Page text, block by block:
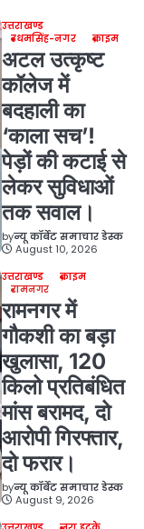
उत्तराखण्ड
उधमसिंह-नगर
क्राइम
अटल उत्कृष्ट
कॉलेज में
बदहाली का
‘काला सच’!
पेड़ों की कटाई से
लेकर सुविधाओं
तक सवाल।
byन्यू कॉर्बेट समाचार डेस्क
August 10, 2026
उत्तराखण्ड
क्राइम
रामनगर
रामनगर में
गौकशी का बड़ा
खुलासा, 120
किलो प्रतिबंधित
मांस बरामद, दो
आरोपी गिरफ्तार,
दो फरार।
byन्यू कॉर्बेट समाचार डेस्क
August 9, 2026